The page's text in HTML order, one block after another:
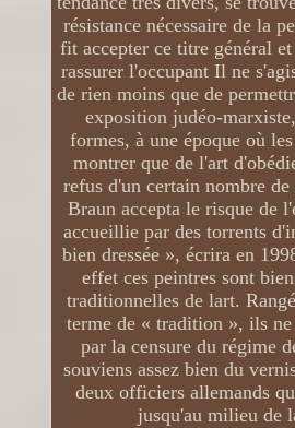
résistance nécessaire de la
fit accepter ce titre général
rassurer l'occupant Il ne
de rien moins que de
exposition judéo-
formes, à une époque où
montrer que de l'art
refus d'un certain nombre
Braun accepta le risque de
accueillie par des torrents
bien dressée », écrira en
effet ces peintres sont
traditionnelles de lart.
terme de « tradition », ils
par la censure du régime
souviens assez bien du
deux officiers allemands
jusqu'au milieu de